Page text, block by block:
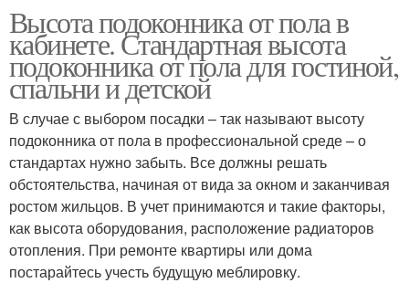
Высота подоконника от пола в
кабинете. Стандартная высота
подоконника от пола для гостиной,
спальни и детской
В случае с выбором посадки – так называют высоту
подоконника от пола в профессиональной среде – о
стандартах нужно забыть. Все должны решать
обстоятельства, начиная от вида за окном и заканчивая
ростом жильцов. В учет принимаются и такие факторы,
как высота оборудования, расположение радиаторов
отопления. При ремонте квартиры или дома
постарайтесь учесть будущую меблировку.